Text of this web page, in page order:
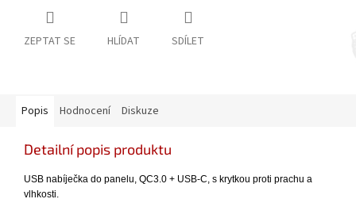
ZEPTAT SE HLÍDAT SDÍLET
Popis Hodnocení Diskuze
Detailní popis produktu
USB nabíječka do panelu, QC3.0 + USB-C, s krytkou proti prachu a
vlhkosti.